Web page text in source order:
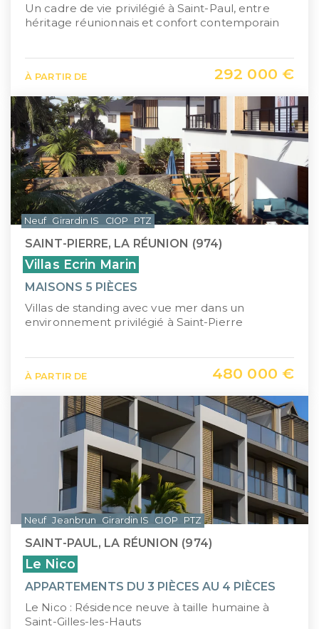
Un cadre de vie privilégié à Saint-Paul, entre
héritage réunionnais et confort contemporain
À PARTIR DE 292 000 €
SAINT-PIERRE, LA RÉUNION (974)
Villas Ecrin Marin
MAISONS 5 PIÈCES
Villas de standing avec vue mer dans un
environnement privilégié à Saint-Pierre
À PARTIR DE 480 000 €
Neuf Girardin IS CIOP PTZ
SAINT-PAUL, LA RÉUNION (974)
Le Nico
APPARTEMENTS DU 3 PIÈCES AU 4 PIÈCES
Le Nico : Résidence neuve à taille humaine à
Saint-Gilles-les-Hauts
Neuf Jeanbrun Girardin IS CIOP PTZ